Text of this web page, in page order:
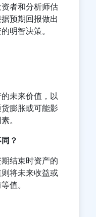
者和分析师估
预期回报做出
明智决策。
未来价值，以
膨胀或可能影
。
？
结束时资产的
将未来收益或
值。